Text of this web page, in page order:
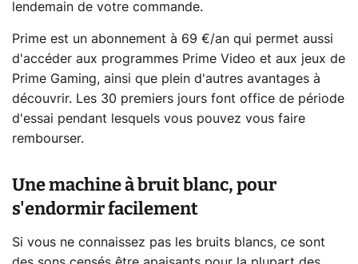
lendemain de votre commande.
Prime est un abonnement à 69 €/an qui permet aussi
d'accéder aux programmes Prime Video et aux jeux de
Prime Gaming, ainsi que plein d'autres avantages à
découvrir. Les 30 premiers jours font office de période
d'essai pendant lesquels vous pouvez vous faire
rembourser.
Une machine à bruit blanc, pour
s'endormir facilement
Si vous ne connaissez pas les bruits blancs, ce sont